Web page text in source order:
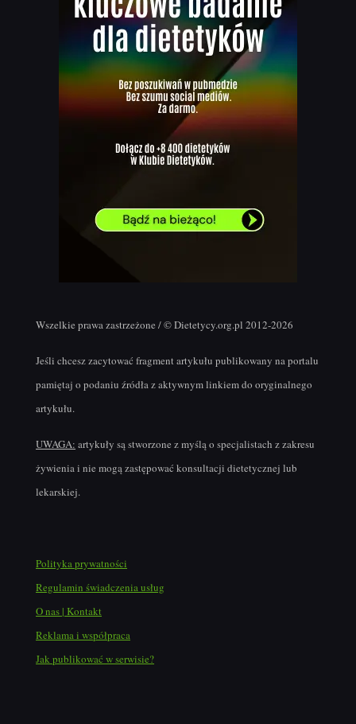
Wszelkie prawa zastrzeżone / © Dietetycy.org.pl 2012-2026
Jeśli chcesz zacytować fragment artykułu publikowany na portalu
pamiętaj o podaniu źródła z aktywnym linkiem do oryginalnego
artykułu.
UWAGA: artykuły są stworzone z myślą o specjalistach z zakresu
żywienia i nie mogą zastępować konsultacji dietetycznej lub
lekarskiej.
Polityka prywatności
Regulamin świadczenia usług
O nas | Kontakt
Reklama i współpraca
Jak publikować w serwisie?